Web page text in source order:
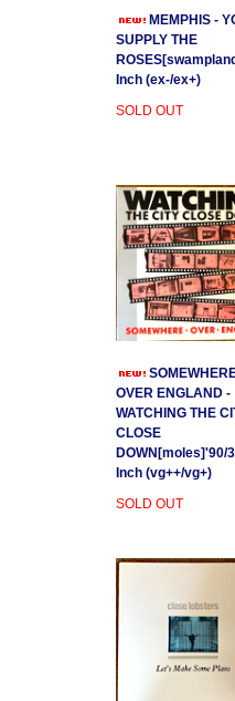
MEMPHIS -
SUPPLY THE
Inch (ex-/ex+)
SOLD OUT
OVER ENGLAND -
WATCHING THE
CLOSE
DOWN[moles]'90/
Inch (vg++/vg+)
SOLD OUT